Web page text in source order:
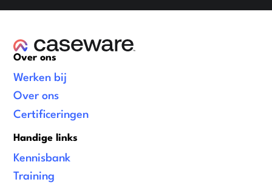
Over ons
Werken bij
Over ons
Certificeringen
Handige links
Kennisbank
Training